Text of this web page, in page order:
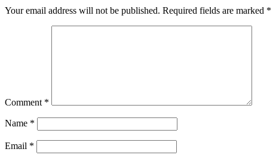
Your email address will not be published. Required fields are marked *
Comment *
Name *
Email *